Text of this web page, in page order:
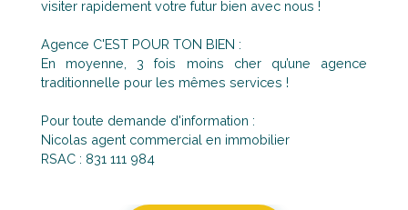
visiter rapidement votre futur bien avec nous !
Agence C'EST POUR TON BIEN :
En moyenne, 3 fois moins cher qu’une agence
traditionnelle pour les mêmes services !
Pour toute demande d'information :
Nicolas agent commercial en immobilier
RSAC : 831 111 984